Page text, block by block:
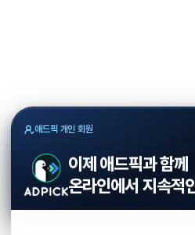
애드픽 개인 회원
이제 애드픽과 함께
온라인에서 지속적